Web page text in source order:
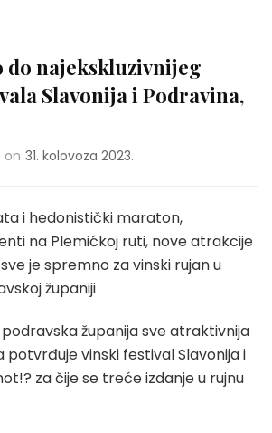
do najekskluzivnijeg
Slavonija i Podravina,
on 31. kolovoza 2023.
i hedonistički maraton,
na Plemićkoj ruti, nove atrakcije
je spremno za vinski rujan u
županiji
županija sve atraktivnija
potvrđuje vinski festival Slavonija i
za čije se treće izdanje u rujnu